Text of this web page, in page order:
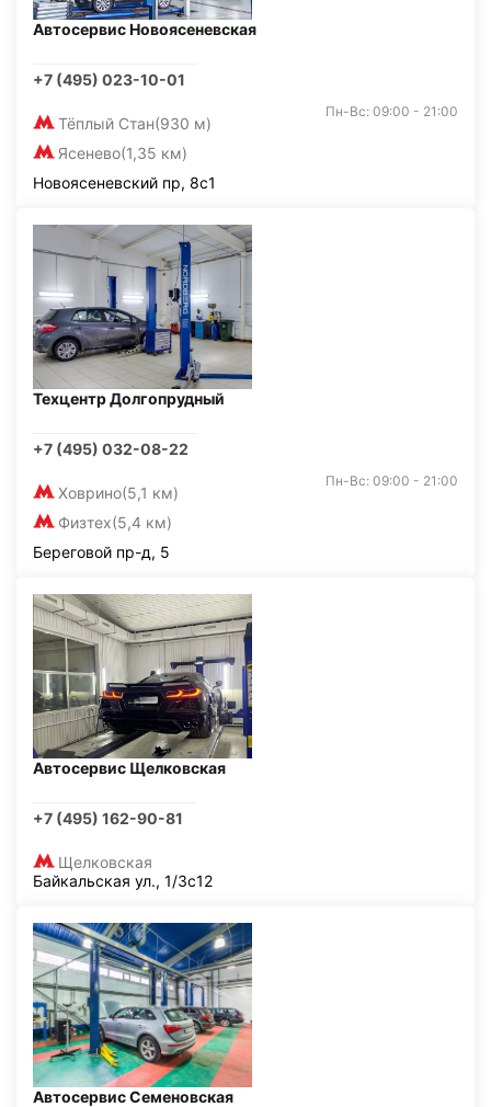
Автосервис Новоясеневская
+7 (495) 023-10-01
Тёплый Стан(930 м)
Ясенево(1,35 км)
Пн-Вс: 09:00 - 21:00
Новоясеневский пр, 8с1
Техцентр Долгопрудный
+7 (495) 032-08-22
Ховрино(5,1 км)
Физтех(5,4 км)
Пн-Вс: 09:00 - 21:00
Береговой пр-д, 5
Автосервис Щелковская
+7 (495) 162-90-81
Щелковская
Байкальская ул., 1/3с12
Автосервис Семеновская